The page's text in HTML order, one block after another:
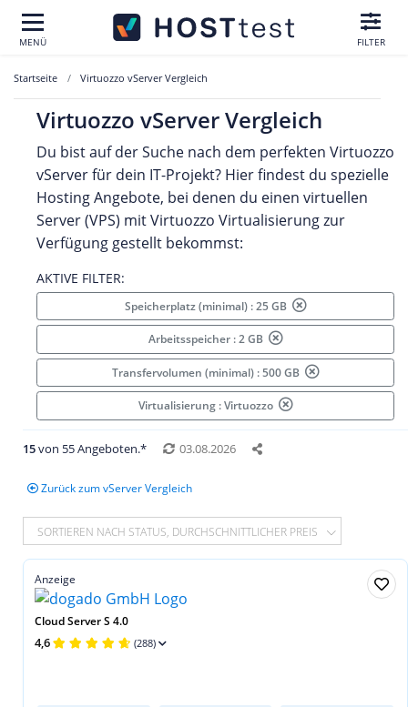
MENÜ FILTER
Startseite Virtuozzo vServer Vergleich
Virtuozzo vServer Vergleich
Du bist auf der Suche nach dem perfekten Virtuozzo
vServer für dein IT-Projekt? Hier findest du spezielle
Hosting Angebote, bei denen du einen virtuellen
Server (VPS) mit Virtuozzo Virtualisierung zur
Verfügung gestellt bekommst:
AKTIVE FILTER:
Speicherplatz (minimal) : 25 GB
Arbeitsspeicher : 2 GB
Transfervolumen (minimal) : 500 GB
Virtualisierung : Virtuozzo
15von 55 Angeboten.* 03.08.2026
Zurück zum vServer Vergleich
SORTIEREN NACH STATUS, DURCHSCHNITTLICHER PREIS
Anzeige
Cloud Server S 4.0
4,6 (288)